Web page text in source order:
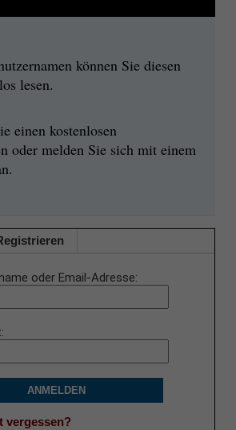
können Sie diesen
lesen.
einen kostenlosen
oder melden Sie sich mit einem
oder Email-Adresse
ANMELDEN
vergessen?